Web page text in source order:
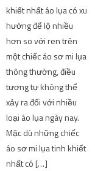
khiết nhất áo lụa có xu
hướng để lộ nhiều
hơn so với ren trên
một chiếc áo sơ mi lụa
thông thường, điều
tương tự không thể
xảy ra đối với nhiều
loại áo lụa ngày nay.
Mặc dù những chiếc
áo sơ mi lụa tinh khiết
nhất có […]